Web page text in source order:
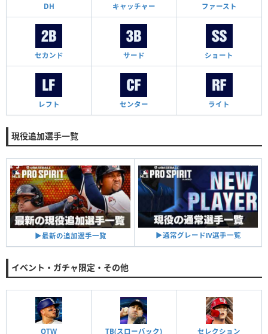
DH キャッチャー ファースト
セカンド サード ショート
レフト センター ライト
現役追加選手一覧
▶︎最新の追加選手一覧 ▶︎通常グレードⅣ選手一覧
イベント・ガチャ限定・その他
OTW TB(スローバック) セレクション